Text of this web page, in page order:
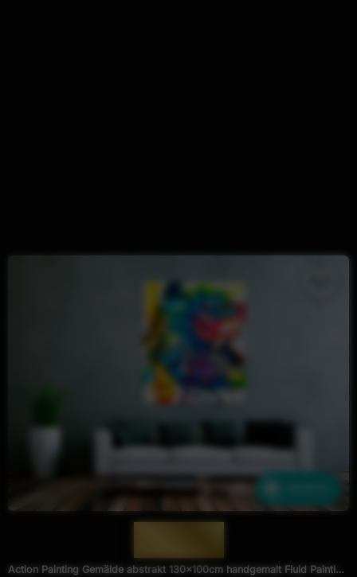
Action Painting Gemälde abstrakt 130x100cm handgemalt Fluid Painting